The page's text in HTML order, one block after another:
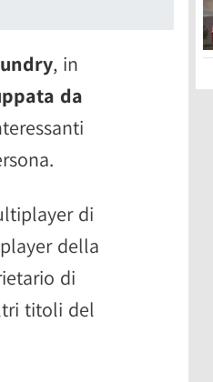
, in
da
di
della
di
titoli del